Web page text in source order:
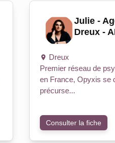
Julie -
Dreux -
Dreux
Premier réseau de
en France, Opyxis se
précurse...
Consulter la fiche